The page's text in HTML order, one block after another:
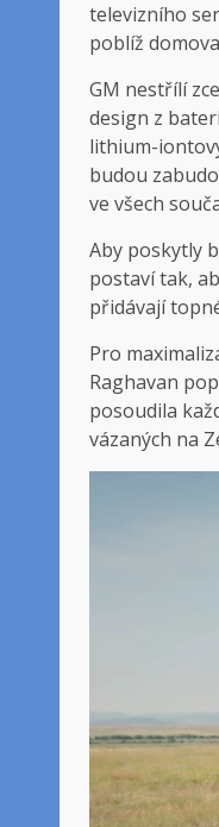
televizního
poblíž
GM nestřílí
design z
lithium-
budou
ve všech
Aby poskytly
postaví tak,
přidávají
Pro
Raghavan
posoudila
vázaných na